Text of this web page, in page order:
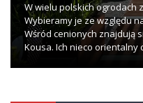
W wielu polskich ogrodach
Wybieramy je ze względu
Wśród cenionych znajdują
Kousa. Ich nieco orientalny